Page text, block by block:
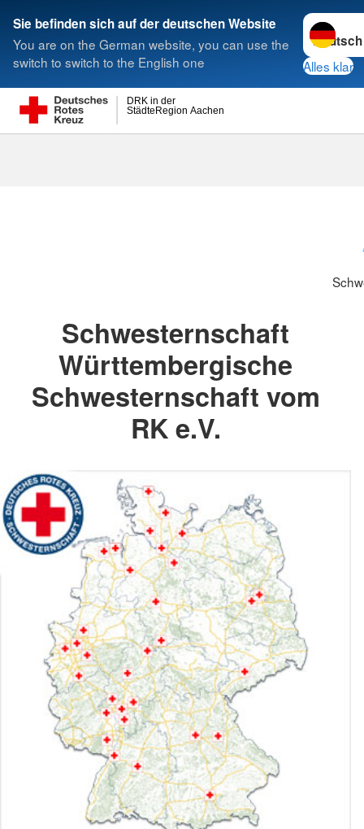
Sie befinden sich auf der deutschen Website
You are on the German website, you can use the
switch to switch to the English one
Sprache
Alles klar
StädteRegion Aachen
DRK in der
Suche
Schwesternschaft
Württembergische
Schwesternschaft vom
RK e.V.